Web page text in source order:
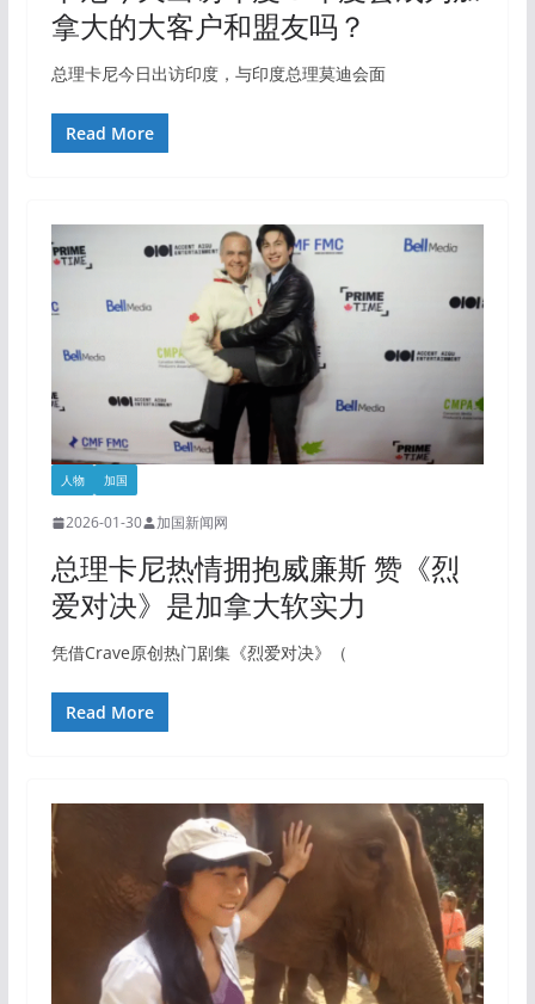
拿大的大客户和盟友吗？
总理卡尼今日出访印度，与印度总理莫迪会面
Read More
人物 加国
2026-01-30 加国新闻网
总理卡尼热情拥抱威廉斯 赞《烈
爱对决》是加拿大软实力
凭借Crave原创热门剧集《烈爱对决》（
Read More